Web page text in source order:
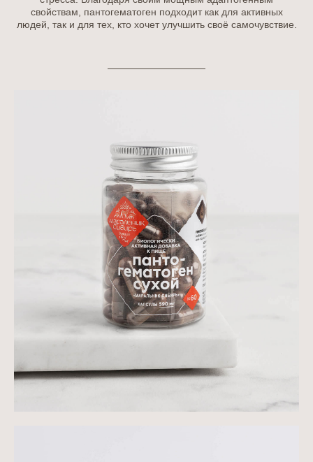
свойствам, пантогематоген подходит как для активных
людей, так и для тех, кто хочет улучшить своё самочувствие.